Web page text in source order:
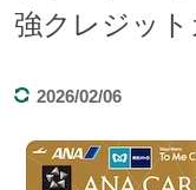
強クレジット
2026/02/06